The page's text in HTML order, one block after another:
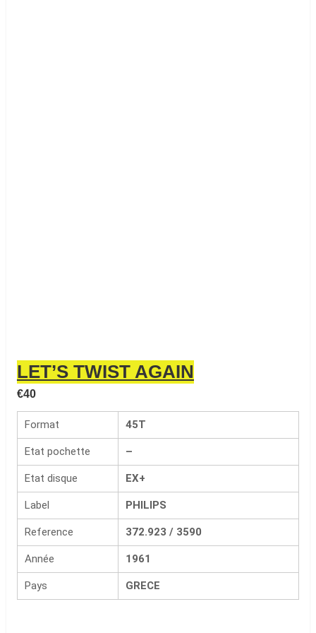
LET’S TWIST AGAIN
€40
Format 45T
Etat pochette –
Etat disque EX+
Label PHILIPS
Reference 372.923 / 3590
Année 1961
Pays GRECE